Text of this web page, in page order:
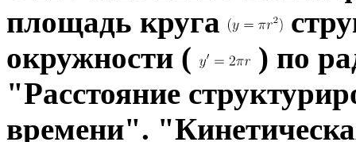
площадь круга
окружности (
) по
"Расстояние
времени".